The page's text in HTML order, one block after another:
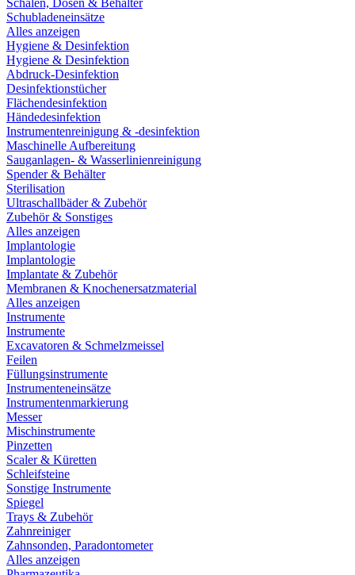
Schalen, Dosen & Behälter
Schubladeneinsätze
Alles anzeigen
Hygiene & Desinfektion
Hygiene & Desinfektion
Abdruck-Desinfektion
Desinfektionstücher
Flächendesinfektion
Händedesinfektion
Instrumentenreinigung & -desinfektion
Maschinelle Aufbereitung
Sauganlagen- & Wasserlinienreinigung
Spender & Behälter
Sterilisation
Ultraschallbäder & Zubehör
Zubehör & Sonstiges
Alles anzeigen
Implantologie
Implantologie
Implantate & Zubehör
Membranen & Knochenersatzmaterial
Alles anzeigen
Instrumente
Instrumente
Excavatoren & Schmelzmeissel
Feilen
Füllungsinstrumente
Instrumenteneinsätze
Instrumentenmarkierung
Messer
Mischinstrumente
Pinzetten
Scaler & Küretten
Schleifsteine
Sonstige Instrumente
Spiegel
Trays & Zubehör
Zahnreiniger
Zahnsonden, Paradontometer
Alles anzeigen